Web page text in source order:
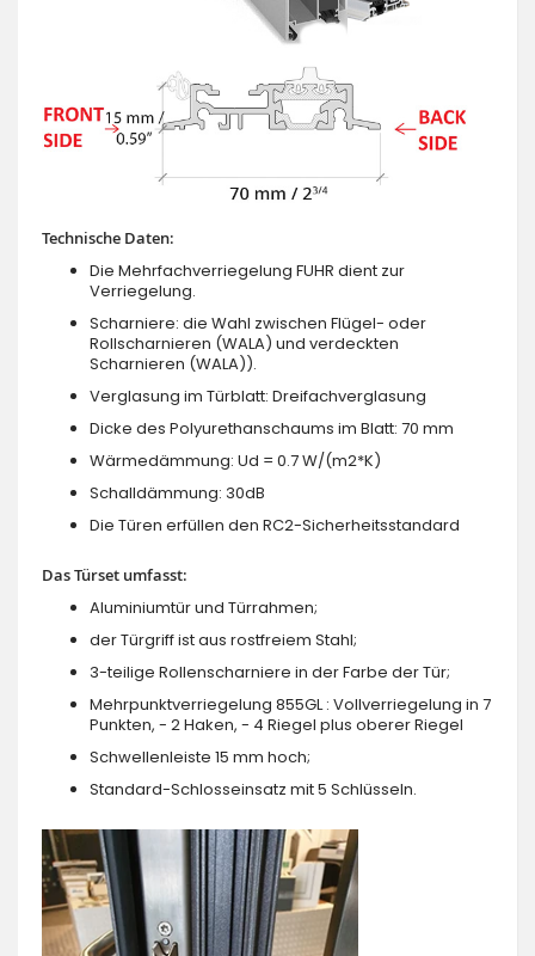
Technische Daten:
Die Mehrfachverriegelung FUHR dient zur
Verriegelung.
Scharniere: die Wahl zwischen Flügel- oder
Rollscharnieren (WALA) und verdeckten
Scharnieren (WALA)).
Verglasung im Türblatt: Dreifachverglasung
Dicke des Polyurethanschaums im Blatt: 70 mm
Wärmedämmung: Ud = 0.7 W/(m2*K)
Schalldämmung: 30dB
Die Türen erfüllen den RC2-Sicherheitsstandard
Das Türset umfasst:
Aluminiumtür und Türrahmen;
der Türgriff ist aus rostfreiem Stahl;
3-teilige Rollenscharniere in der Farbe der Tür;
Mehrpunktverriegelung 855GL : Vollverriegelung in 7
Punkten, - 2 Haken, - 4 Riegel plus oberer Riegel
Schwellenleiste 15 mm hoch;
Standard-Schlosseinsatz mit 5 Schlüsseln.